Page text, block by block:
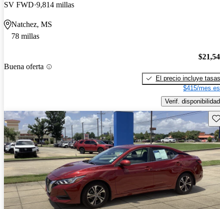
SV FWD 9,814 millas
Natchez, MS
78 millas
Buena oferta
El precio incluye tasas
$415/mes
Verif. disponibilidad